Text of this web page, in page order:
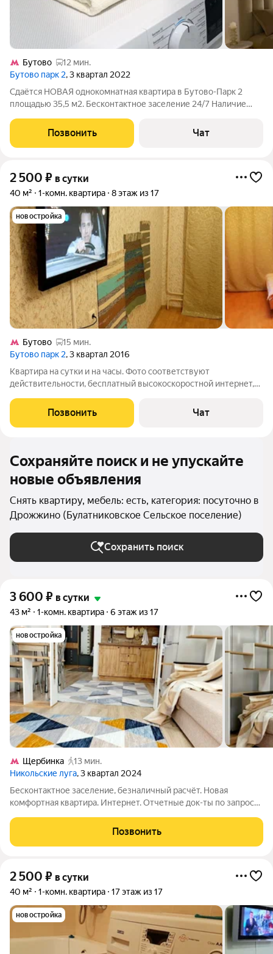
Бутово
12 мин.
Бутово парк 2, 3 квартал 2022
Сдаётся НОВАЯ однокомнатная квартира в Бутово-Парк 2
площадью 35,5 м2. Бесконтактное заселение 24/7 Наличие
при проживании от 4 суток залог увеличивается до 10 000)
Залог при проживании с
Позвонить Чат
2 500 ₽ в сутки
40 м² 1-комн. квартира 8 этаж из 17
новостройка
Бутово
15 мин.
Бутово парк 2, 3 квартал 2016
Квартира на сутки и на часы. Фото соответствуют
действительности, бесплатный высокоскоростной интернет,
.Скидки при более длительном проживании. 10 минут на
транспорте до метро Бульвар Дмитрия
Позвонить Чат
Сохраняйте поиск и не упускайте
новые объявления
Снять квартиру, мебель: есть, категория: посуточно в
Дрожжино (Булатниковское Сельское поселение)
Сохранить поиск
3 600 ₽ в сутки
43 м² 1-комн. квартира 6 этаж из 17
новостройка
Щербинка
13 мин.
Никольские луга, 3 квартал 2024
Бесконтактное заселение, безналичный расчёт. Новая
комфортная квартира. Интернет. Отчетные док-ты по запросу.
инфраструктура, детская площадка. Обязательное наличие
паспорта одного из проживающих. Без
Позвонить
2 500 ₽ в сутки
40 м² 1-комн. квартира 17 этаж из 17
новостройка